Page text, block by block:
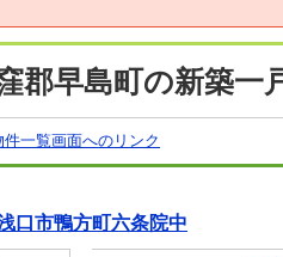
郡早島町の新築一
一覧画面へのリンク
口市鴨方町六条院中